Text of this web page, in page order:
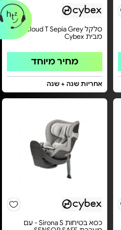
מבית Cybex
מחיר מיוחד
אחריות שנה + שנה
כסא בטיחות Sirona S - עם